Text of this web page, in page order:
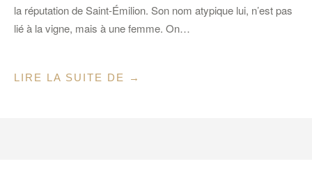
la réputation de Saint-Émilion. Son nom atypique lui, n’est pas
lié à la vigne, mais à une femme. On…
LIRE LA SUITE DE
« L’ORANGERIE
→